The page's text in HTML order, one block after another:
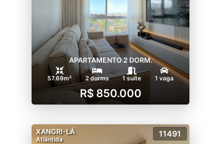
APARTAMENTO 2 DORM.
57.69m² 2 dorms 1 suíte 1 vaga
R$ 850.000
XANGRI-LÁ
Atlântida
11491